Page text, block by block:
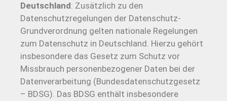
Deutschland: Zusätzlich zu den
Datenschutzregelungen der Datenschutz-
Grundverordnung gelten nationale Regelungen
zum Datenschutz in Deutschland. Hierzu gehört
insbesondere das Gesetz zum Schutz vor
Missbrauch personenbezogener Daten bei der
Datenverarbeitung (Bundesdatenschutzgesetz
– BDSG). Das BDSG enthält insbesondere